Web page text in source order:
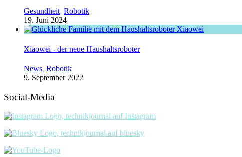
Gesundheit, Robotik
19. Juni 2024
Xiaowei - der neue Haushaltsroboter
News, Robotik
9. September 2022
Social-Media